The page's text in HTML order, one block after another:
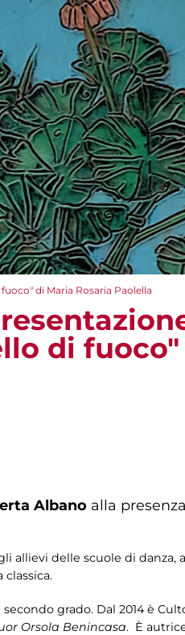
di Maria Rosaria Paolella
di
Albano alla presenza
allievi delle scuole di danza,
grado. Dal 2014 è
Orsola Benincasa. È